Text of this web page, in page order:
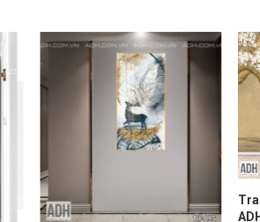
Tranh Dán Tường Hoa
ADHHD450